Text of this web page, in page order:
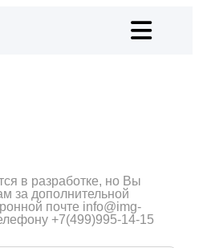
в разработке, но Вы
за дополнительной
почте info@img-
+7(499)995-14-15